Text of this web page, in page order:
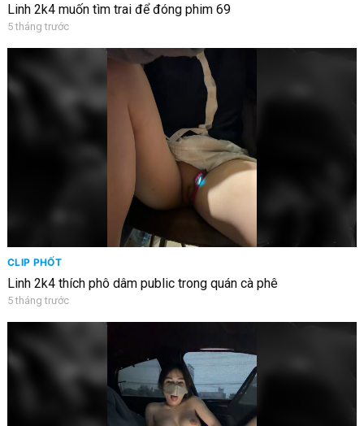
Linh 2k4 muốn tìm trai để đóng phim 69
5 tháng trước
CLIP PHỐT
Linh 2k4 thích phô dâm public trong quán cà phê
5 tháng trước